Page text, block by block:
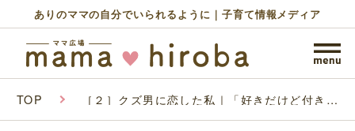
ありのママの自分でいられるように｜子育て情報メディア
TOP ［２］クズ男に恋した私｜「好きだけど付き合
由